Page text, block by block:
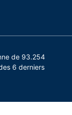
de 93.254
6 derniers